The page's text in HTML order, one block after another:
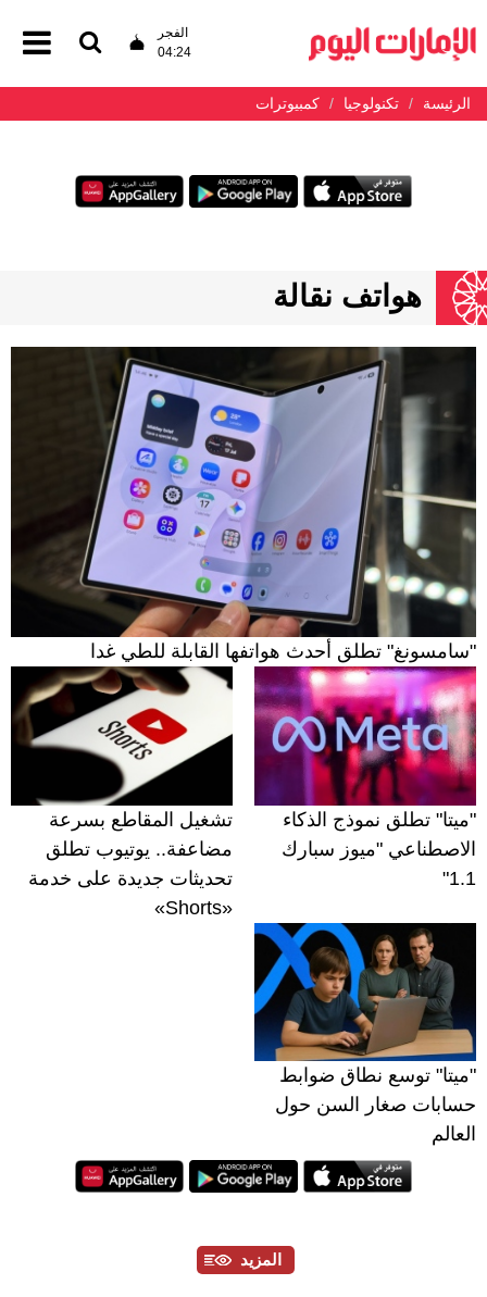
الفجر
04:24
الرئيسة تكنولوجيا كمبيوترات
هواتف نقالة
"سامسونغ" تطلق أحدث هواتفها القابلة للطي غدا
"ميتا" تطلق نموذج الذكاء
الاصطناعي "ميوز سبارك
1.1"
تشغيل المقاطع بسرعة
مضاعفة.. يوتيوب تطلق
تحديثات جديدة على خدمة
«Shorts»
"ميتا" توسع نطاق ضوابط
حسابات صغار السن حول
العالم
المزيد